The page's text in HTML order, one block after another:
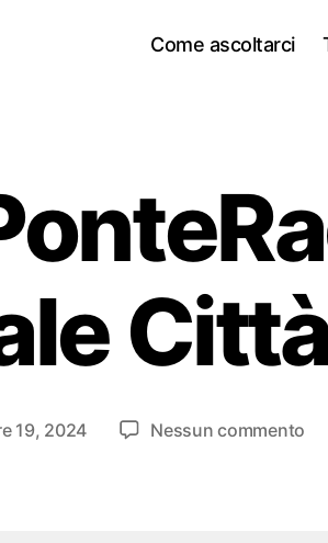
Come ascoltarci
Città
19, 2024 Nessun commento